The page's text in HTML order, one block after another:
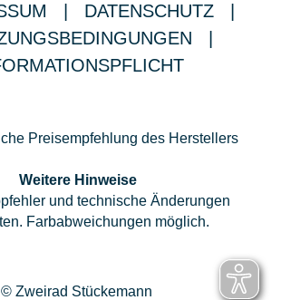
DATENSCHUTZ
Preisempfehlung des Herstellers
Weitere Hinweise
und technische Änderungen
Farbabweichungen möglich.
© Zweirad Stückemann